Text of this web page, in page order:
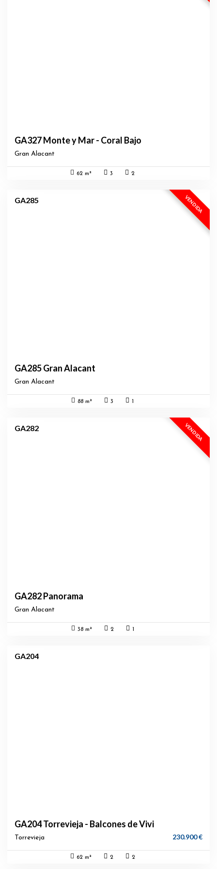
GA327 Monte y Mar - Coral Bajo
Gran Alacant
62 m² 3 2
EXCLUSIVA
VENDIDA
GA285
GA285 Gran Alacant
Gran Alacant
88 m² 3
VENDIDA
GA282
GA282 Panorama
Gran Alacant
38 m² 2
GA204
GA204 Torrevieja - Balcones de Vivi
Torrevieja 230.900 €
62 m² 2 2